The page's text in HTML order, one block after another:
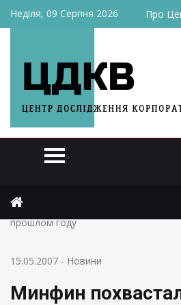
Неділя, 09 Серпня 2026 Про
Минфин похвастался, что отдал
прошлом году
15.05.2007 - Новини
Минфин